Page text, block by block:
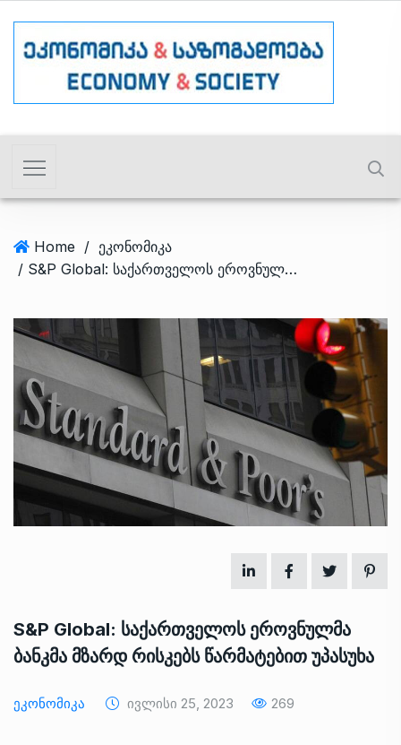
Home / ეკონომიკა
/ S&P Global: საქართველოს ეროვნულმა ბანკმა მზარდ რისკებს წარმატებით უპასუხა
S&P Global: საქართველოს ეროვნულმა
ბანკმა მზარდ რისკებს წარმატებით უპასუხა
Ეკონომიკა Ივლისი 25, 2023 269